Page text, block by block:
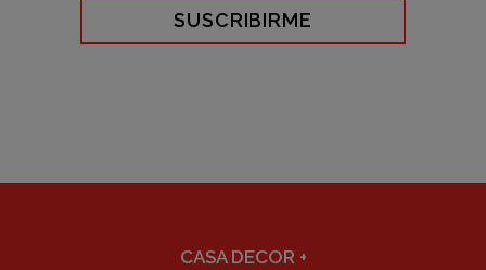
SUSCRIBIRME
CASA DECOR +